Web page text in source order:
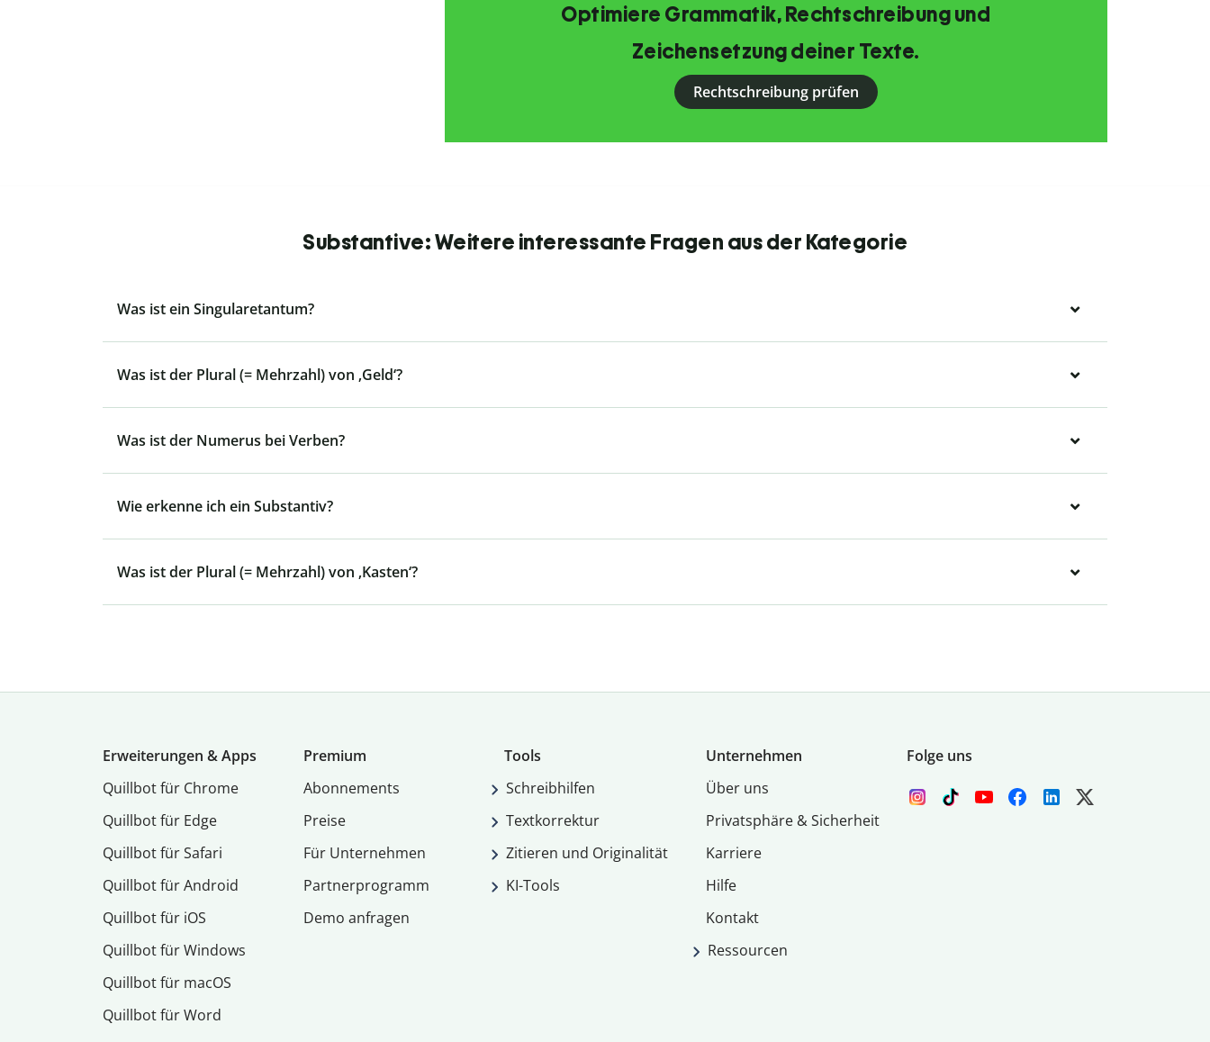
Optimiere Grammatik, Rechtschreibung und
Zeichensetzung deiner Texte.
Rechtschreibung prüfen
Substantive: Weitere interessante Fragen aus der Kategorie
Was ist ein Singularetantum?
Was ist der Plural (= Mehrzahl) von ‚Geld‘?
Was ist der Numerus bei Verben?
Wie erkenne ich ein Substantiv?
Was ist der Plural (= Mehrzahl) von ‚Kasten‘?
Erweiterungen & Apps
Quillbot für Chrome
Quillbot für Edge
Quillbot für Safari
Quillbot für Android
Quillbot für iOS
Quillbot für Windows
Quillbot für macOS
Quillbot für Word
Premium
Abon­ne­ments
Preise
Für Unternehmen
Partnerprogramm
Demo anfragen
Tools
Schreibhilfen
Textkorrektur
Zitieren und Originalität
KI-Tools
Unternehmen
Über uns
Privatsphäre & Sicherheit
Karriere
Hilfe
Kontakt
Ressourcen
Folge uns